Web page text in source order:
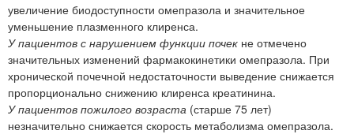
увеличение биодоступности омепразола и значительное
уменьшение плазменного клиренса.
У пациентов с нарушением функции почек не отмечено
значительных изменений фармакокинетики омепразола. При
хронической почечной недостаточности выведение снижается
пропорционально снижению клиренса креатинина.
У пациентов пожилого возраста (старше 75 лет)
незначительно снижается скорость метаболизма омепразола.